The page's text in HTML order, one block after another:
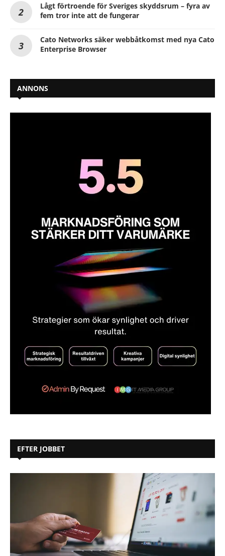
Lågt förtroende för Sveriges skyddsrum – fyra av
fem tror inte att de fungerar
Cato Networks säker webbåtkomst med nya Cato
Enterprise Browser
ANNONS
EFTER JOBBET